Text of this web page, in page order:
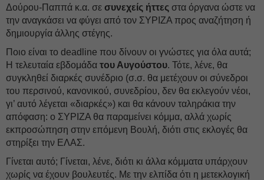
Δούρου-Παππά κ.α. σε συνεχείς ήττες στα όργανα ώστε να
την αναγκάσει να φύγει από τον ΣΥΡΙΖΑ προς αναζήτηση ή
δημιουργία άλλης στέγης.
Ποιο είναι το deadline που δίνουν οι γνώστες για όλα αυτά;
Η τελευταία εβδομάδα του Αυγούστου. Τότε, λένε, θα
συγκληθεί διαρκές συνέδριο (σ.σ. θα μετέχουν οι σύνεδροι
του περσινού, κανονικού, συνεδρίου, δεν θα εκλεγούν νέοι,
γι’ αυτό λέγεται «διαρκές») και θα κάνουν ταληράκια την
απόφαση: ο ΣΥΡΙΖΑ θα παραμείνει κόμμα, αλλά χωρίς
εκπροσώπηση στην επόμενη Βουλή, διότι στις εκλογές θα
στηρίξει την ΕΛΑΣ.
Γίνεται αυτό; Γίνεται, λένε, διότι κι άλλα κόμματα υπάρχουν
χωρίς να έχουν βουλευτές. Με την ελπίδα ότι η μετεκλογική